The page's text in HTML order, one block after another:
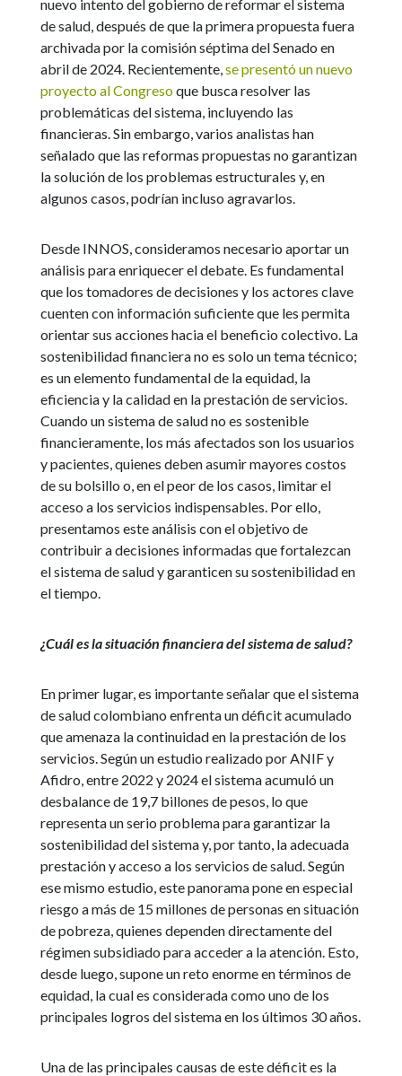
nuevo intento del gobierno de reformar el sistema
de salud, después de que la primera propuesta fuera
archivada por la comisión séptima del Senado en
abril de 2024. Recientemente,se presentó un nuevo
proyecto al Congresoque busca resolver las
problemáticas del sistema, incluyendo las
financieras. Sin embargo, varios analistas han
señalado que las reformas propuestas no garantizan
la solución de los problemas estructurales y, en
algunos casos, podrían incluso agravarlos.
Desde INNOS, consideramos necesario aportar un
análisis para enriquecer el debate. Es fundamental
que los tomadores de decisiones y los actores clave
cuenten con información suficiente que les permita
orientar sus acciones hacia el beneficio colectivo. La
sostenibilidad financiera no es solo un tema técnico;
es un elemento fundamental de la equidad, la
eficiencia y la calidad en la prestación de servicios.
Cuando un sistema de salud no es sostenible
financieramente, los más afectados son los usuarios
y pacientes, quienes deben asumir mayores costos
de su bolsillo o, en el peor de los casos, limitar el
acceso a los servicios indispensables. Por ello,
presentamos este análisis con el objetivo de
contribuir a decisiones informadas que fortalezcan
el sistema de salud y garanticen su sostenibilidad en
el tiempo.
¿Cuál es la situación financiera del sistema de salud?
En primer lugar, es importante señalar que el sistema
de salud colombiano enfrenta un déficit acumulado
que amenaza la continuidad en la prestación de los
servicios. Según un estudio realizado por ANIF y
Afidro, entre 2022 y 2024 el sistema acumuló un
desbalance de 19,7 billones de pesos, lo que
representa un serio problema para garantizar la
sostenibilidad del sistema y, por tanto, la adecuada
prestación y acceso a los servicios de salud. Según
ese mismo estudio, este panorama pone en especial
riesgo a más de 15 millones de personas en situación
de pobreza, quienes dependen directamente del
régimen subsidiado para acceder a la atención. Esto,
desde luego, supone un reto enorme en términos de
equidad, la cual es considerada como uno de los
principales logros del sistema en los últimos 30 años.
Una de las principales causas de este déficit es la